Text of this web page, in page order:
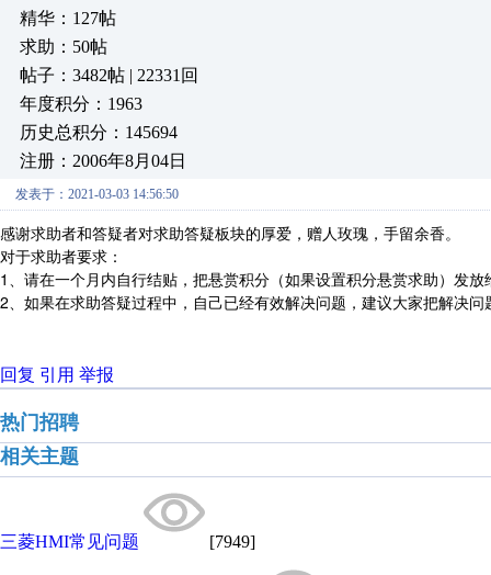
精华：127帖
求助：50帖
帖子：3482帖 | 22331回
年度积分：1963
历史总积分：145694
注册：2006年8月04日
发表于：2021-03-03 14:56:50
感谢求助者和答疑者对求助答疑板块的厚爱，赠人玫瑰，手留余香。
对于求助者要求：
1、请在一个月内自行结贴，把悬赏积分（如果设置积分悬赏求助）发放
2、如果在求助答疑过程中，自己已经有效解决问题，建议大家把解决
回复 引用 举报
热门招聘
相关主题
三菱HMI常见问题 [7949]